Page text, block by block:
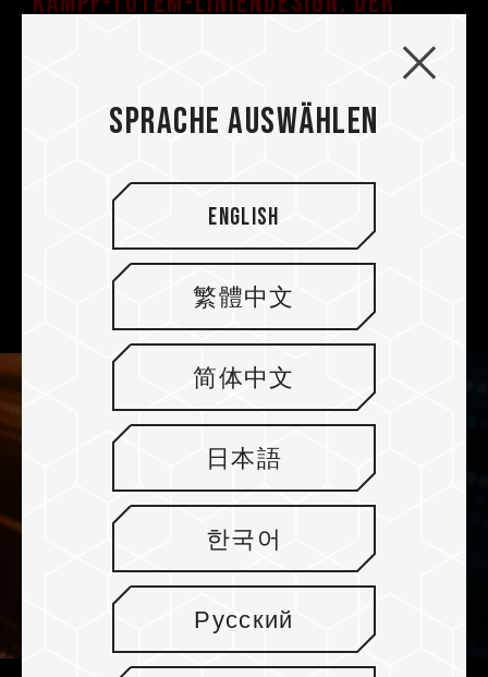
Eine Kampf-Totem-Linie, die so hell wie die
Sonne leuchtet, wird um die Falkenaugen
herum hinzugefügt. Darüber hinaus werden
hochpräzise CNC-Computerbearbeitung
angewandt. Ob in der Dunkelheit oder unter
dem Licht, der geheimnisvolle schwarze
Nachtfalke und der rein weiße Schneefalke sind
beide Könige der Höchstgeschwindigkeit.
Sprache auswählen
English
繁體中文
简体中文
日本語
한국어
Русский